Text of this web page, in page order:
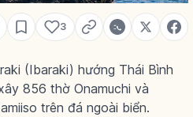
3
(Ibaraki) hướng Thái Bình
856 thờ Onamuchi và
trên đá ngoài biển.